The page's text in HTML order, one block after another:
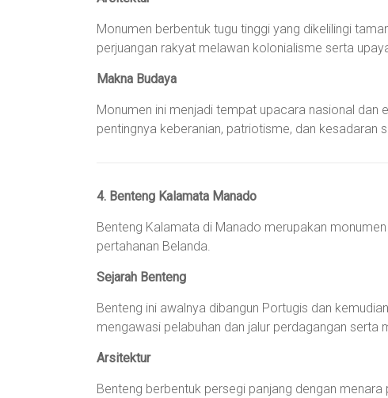
Monumen berbentuk tugu tinggi yang dikelilingi
perjuangan rakyat melawan kolonialisme serta
Makna Budaya
Monumen ini menjadi tempat upacara nasional dan
pentingnya keberanian, patriotisme, dan kesadaran
4. Benteng Kalamata Manado
Benteng Kalamata di Manado merupakan
pertahanan Belanda.
Sejarah Benteng
Benteng ini awalnya dibangun Portugis dan
mengawasi pelabuhan dan jalur perdagangan serta
Arsitektur
Benteng berbentuk persegi panjang dengan